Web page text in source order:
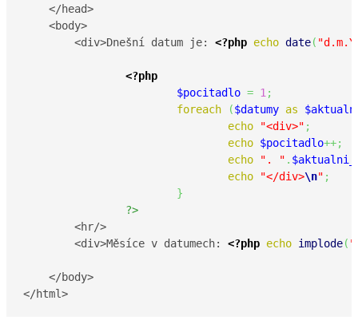
    </head>
    <body>
        <div>Dnešní datum je:
<?php echo date(
<?php
$pocitadlo = 1 ;
foreach
($datumy as
echo
"<div>" ;
echo $pocitadlo++;
echo
". " .
echo
"</div>\n" ;
}
?>
	<div>Měsíce v datumech:
<?php echo implode(
    </body>
</html>